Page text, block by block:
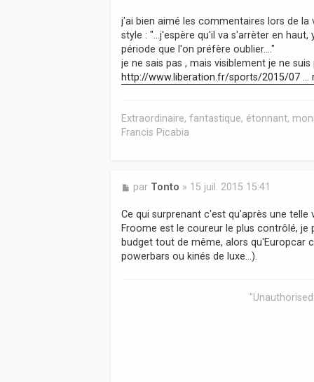
s
s
a
g
e
j'ai bien aimé les commentaires lors de
style : "...j'espère qu'il va s'arrèter en
période que l'on préfère oublier...."
je ne sais pas , mais visiblement je ne
http://www.liberation.fr/sports/2015/07 ...
Extraordinaire, fantastique, étonnant,
Francis Picabia
M
s
a
g
e
par Tonto » 15 juil. 2015 15:41
Ce qui surprenant c'est qu'après une telle
Froome est le coureur le plus contrôlé,
budget tout de même, alors qu'Europcar
powerbars ou kinés de luxe...).